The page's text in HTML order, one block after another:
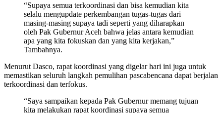
“Supaya semua terkoordinasi dan bisa kemudian kita
selalu mengupdate perkembangan tugas-tugas dari
masing-masing supaya tadi seperti yang diharapkan
oleh Pak Gubernur Aceh bahwa jelas antara kemudian
apa yang kita fokuskan dan yang kita kerjakan,”
Tambahnya.
Menurut Dasco, rapat koordinasi yang digelar hari ini juga untuk
memastikan seluruh langkah pemulihan pascabencana dapat berjalan
terkoordinasi dan terfokus.
“Saya sampaikan kepada Pak Gubernur memang tujuan
kita melakukan rapat koordinasi supaya semua